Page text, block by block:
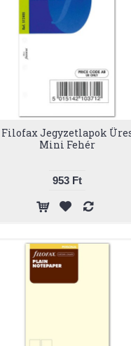
Filofax Jegyzetlapok
Mini Fehér
953 Ft